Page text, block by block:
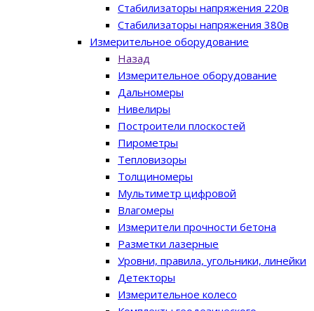
Стабилизаторы напряжения 220в
Стабилизаторы напряжения 380в
Измерительное оборудование
Назад
Измерительное оборудование
Дальномеры
Нивелиры
Построители плоскостей
Пирометры
Тепловизоры
Толщиномеры
Мультиметр цифровой
Влагомеры
Измерители прочности бетона
Разметки лазерные
Уровни, правила, угольники, линейки
Детекторы
Измерительное колесо